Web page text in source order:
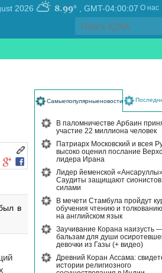
GMT-04:00:07
8.99° О нас
в
Самыепопулярныеновости
В паломничестве Арбаин
участие 22 миллиона человек
Патриарх Московский и всея
высоко оценил послание
лидера Ирана
Лидер йеменской
Саудиты защищают сионистов
силами
В мечети Стамбула пройдут
обучения чтению и
на английском язык
Заучивание Корана наизусть
бальзам для души
девочки из Газы (+ видео)
Древний Коран Ассама:
истории религиозного